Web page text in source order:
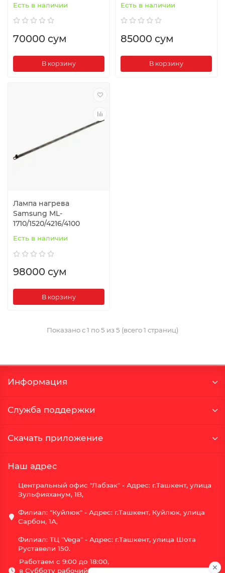
Есть в наличии
70000 сум
В корзину
Есть в наличии
85000 сум
В корзину
Лампа нагрева
Samsung ML-
1710/1520/4216/4100
Есть в наличии
98000 сум
В корзину
Показано с 1 по 5 из 5 (всего 1 страниц)
Информация
Служба поддержки
Скачать приложение
Наш адрес
Центральный офис "Лабзак" - Адрес: г.Ташкент, улица
Зульфияханум, 1B,
Филиал: "Куйлюк" - Адрес: г.Ташкент, Куйлюк, улица
Сарбон, 1А,
Филиал: ТЦ "Vega" - Адрес: г.Ташкент, улица Шота
Руставели 150.
Работаем с 9:00 до 18:00,
в Субботу рабочий день с 9:00 до 16:00,